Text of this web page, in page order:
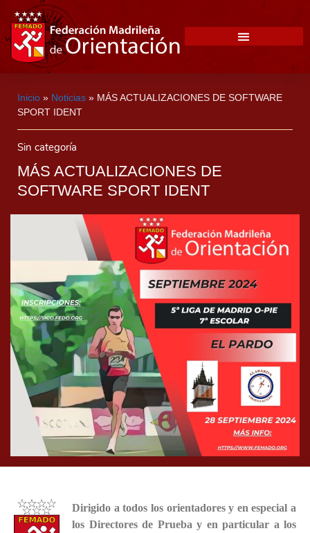
Inicio » Noticias » MÁS ACTUALIZACIONES DE SOFTWARE
SPORT IDENT
Sin categoría
MÁS ACTUALIZACIONES DE
SOFTWARE SPORT IDENT
Dirigido a todos los orientadores y en especial a
los Directores de Prueba y en particular a los